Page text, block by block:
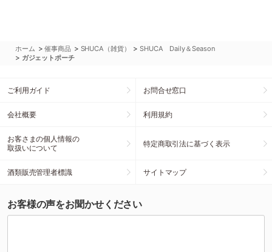
ホーム >催事商品 > SHUCA（雑貨） >SHUCA Daily＆Season
> ガジェットポーチ
ご利用ガイド お問合せ窓口
会社概要 利用規約
お客さまの個人情報の
取扱いについて
特定商取引法に基づく表示
酒類販売管理者標識 サイトマップ
お客様の声をお聞かせください